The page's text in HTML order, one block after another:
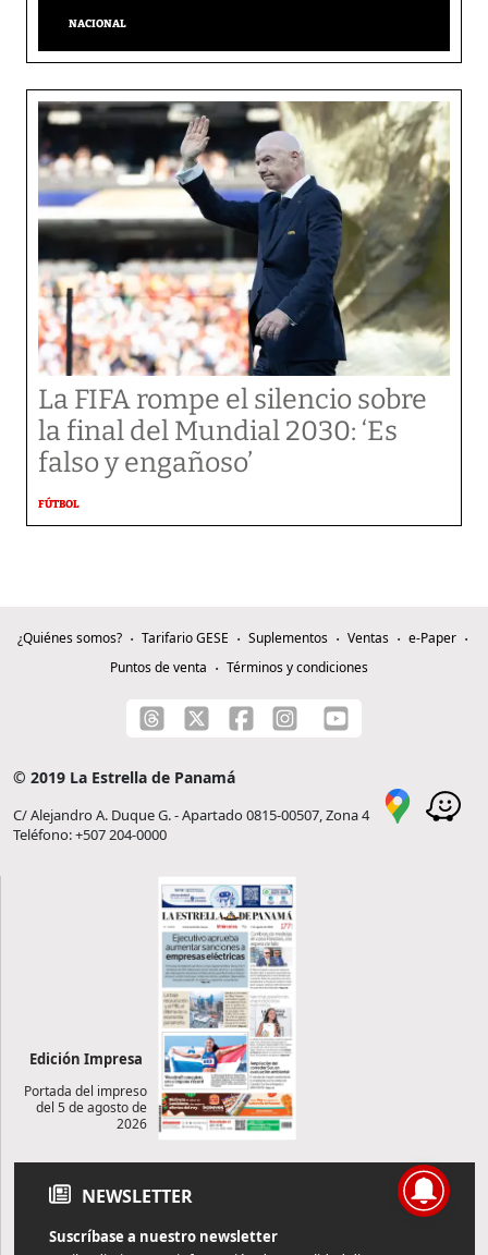
NACIONAL
La FIFA rompe el silencio sobre
la final del Mundial 2030: ‘Es
falso y engañoso’
FÚTBOL
¿Quiénes somos? Tarifario GESE Suplementos Ventas
e-Paper
Puntos de venta
Términos y condiciones
© 2019 La Estrella de Panamá
C/ Alejandro A. Duque G. - Apartado 0815-00507, Zona 4
Teléfono: +507 204-0000
Edición Impresa
Portada del impreso
del 5 de agosto de
2026
NEWSLETTER
Suscríbase a nuestro newsletter